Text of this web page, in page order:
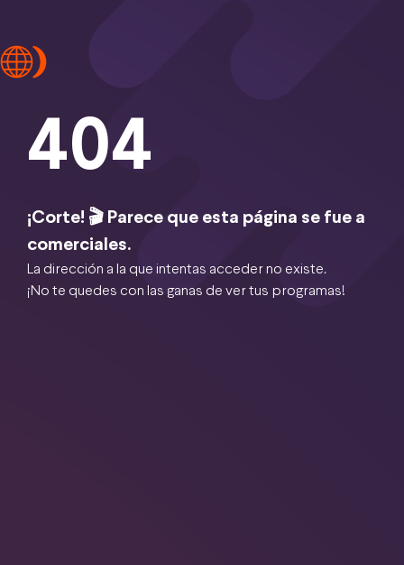
404
¡Corte! 🎬 Parece que esta página se fue a
comerciales.
La dirección a la que intentas acceder no existe.
¡No te quedes con las ganas de ver tus programas!